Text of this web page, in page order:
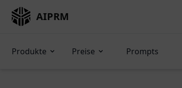
AIPRM
Produkte Preise Prompts